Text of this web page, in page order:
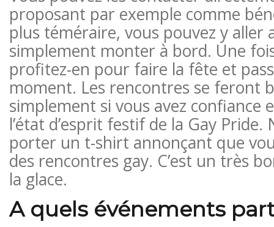
proposant par exemple comme
plus téméraire, vous pouvez y aller
simplement monter à bord. Une
profitez-en pour faire la fête et
moment. Les rencontres se feront
simplement si vous avez confiance
l’état d’esprit festif de la Gay Pride.
porter un t-shirt annonçant que
des rencontres gay. C’est un très
la glace.
A quels événements